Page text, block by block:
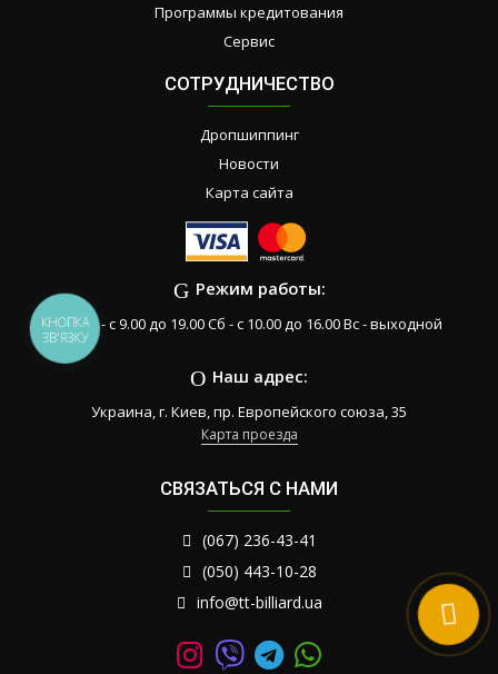
Программы кредитования
Сервис
СОТРУДНИЧЕСТВО
Дропшиппинг
Новости
Карта сайта
Режим работы:
Пн-Пт - с 9.00 до 19.00 Сб - с 10.00 до 16.00 Вс - выходной
Наш адрес:
Украина, г. Киев, пр. Европейского союза, 35
Карта проезда
СВЯЗАТЬСЯ С НАМИ
(067) 236-43-41
(050) 443-10-28
info@tt-billiard.ua
КНОПКА
ЗВ'ЯЗКУ